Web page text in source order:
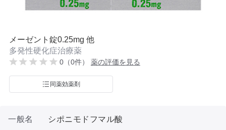
メーゼント錠0.25mg 他
多発性硬化症治療薬
0（0件） 薬の評価を見る
同薬効薬剤
一般名
シポニモドフマル酸